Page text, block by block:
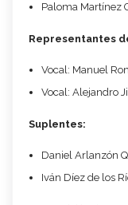
Paloma Martínez
Representantes
Vocal: Manuel
Vocal: Alejandro
Suplentes:
Daniel Arlanzón
Iván Díez de los